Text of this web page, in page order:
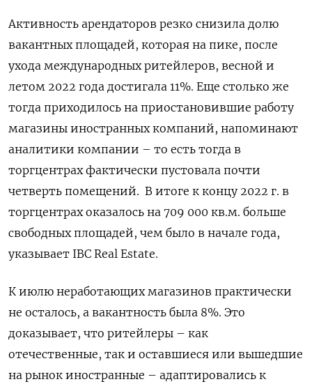
Активность арендаторов резко снизила долю
вакантных площадей, которая на пике, после
ухода международных ритейлеров, весной и
летом 2022 года достигала 11%. Еще столько же
тогда приходилось на приостановившие работу
магазины иностранных компаний, напоминают
аналитики компании – то есть тогда в
торгцентрах фактически пустовала почти
четверть помещений. В итоге к концу 2022 г. в
торгцентрах оказалось на 709 000 кв.м. больше
свободных площадей, чем было в начале года,
указывает IBC Real Estate.
К июлю неработающих магазинов практически
не осталось, а вакантность была 8%. Это
доказывает, что ритейлеры – как
отечественные, так и оставшиеся или вышедшие
на рынок иностранные – адаптировались к